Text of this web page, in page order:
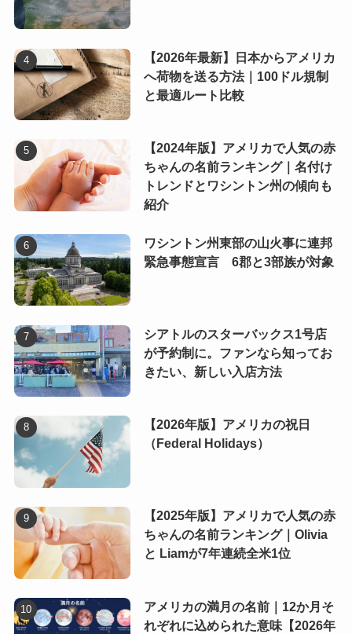
【2026年最新】日本からアメリカ
へ荷物を送る方法｜100ドル規制
と最適ルート比較
【2024年版】アメリカで人気の赤
ちゃんの名前ランキング｜名付け
トレンドとワシントン州の傾向も
紹介
ワシントン州東部の山火事に連邦
緊急事態宣言 6郡と3部族が対象
シアトルのスターバックス1号店
が予約制に。ファンなら知ってお
きたい、新しい入店方法
【2026年版】アメリカの祝日
（Federal Holidays）
【2025年版】アメリカで人気の赤
ちゃんの名前ランキング｜Olivia
と Liamが7年連続全米1位
アメリカの満月の名前｜12か月そ
れぞれに込められた意味【2026年